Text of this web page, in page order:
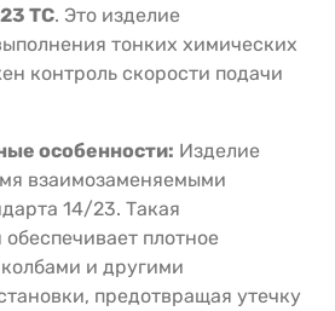
ТС. Это изделие
тонких химических
контроль скорости подачи
особенности: Изделие
взаимозаменяемыми
14/23. Такая
плотное
и другими
предотвращая утечку